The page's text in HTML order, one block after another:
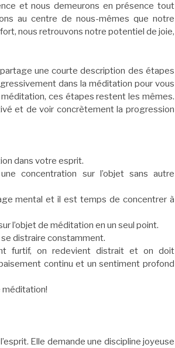
et nous demeurons en présence tout
au centre de nous-mêmes que notre
nous retrouvons notre potentiel de joie,
une courte description des étapes
dans la méditation pour vous
ces étapes restent les mêmes.
et de voir concrètement la progression
dans votre esprit.
concentration sur l’objet sans autre
mental et il est temps de concentrer à
l’objet de méditation en un seul point.
se distraire constamment.
furtif, on redevient distrait et on doit
continu et un sentiment profond
méditation!
Elle demande une discipline joyeuse